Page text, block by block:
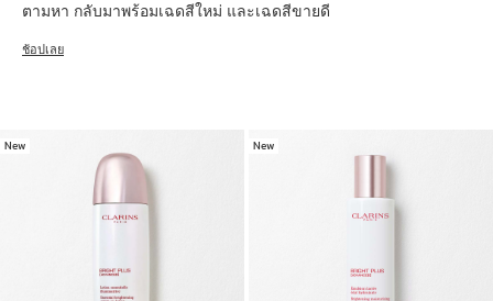
ตามหา กลับมาพร้อมเฉดสีใหม่ และเฉดสีขายดี
ช้อปเลย
New New